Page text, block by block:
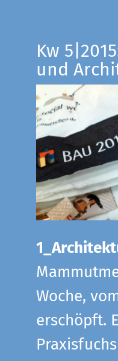
Kw
und
Woche,
erschöpft.